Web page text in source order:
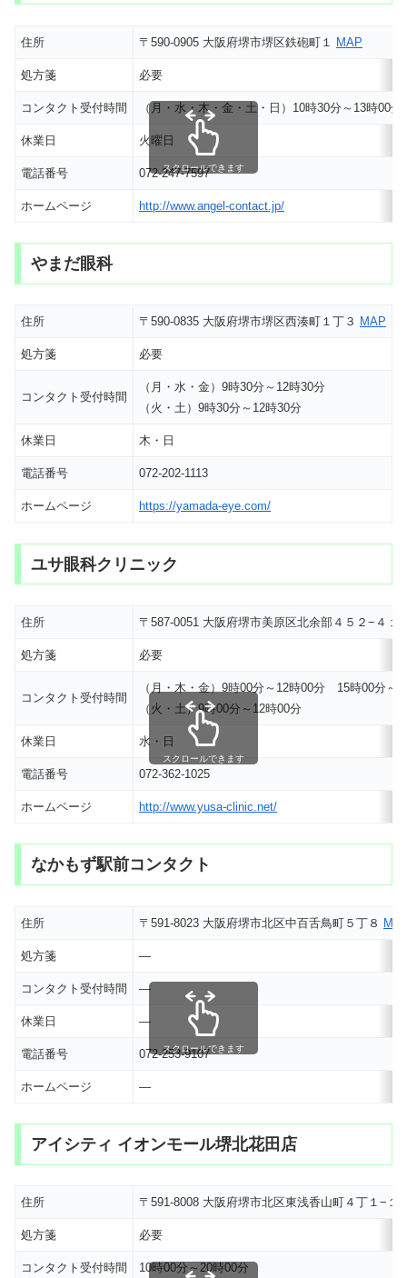
住所 〒590-0905 大阪府堺市堺区鉄砲町１ MAP
処方箋 必要
コンタクト受付時間 （月・水・木・金・土・日）10時30分～13時00
休業日 火曜日
電話番号 072-247-7597
ホームページ http://www.angel-contact.jp/
スクロールできます
やまだ眼科
住所 〒590-0835 大阪府堺市堺区西湊町１丁３ MAP
処方箋 必要
コンタクト受付時間
（月・水・金）9時30分～12時30分
（火・土）9時30分～12時30分
休業日 木・日
電話番号 072-202-1113
ホームページ https://yamada-eye.com/
ユサ眼科クリニック
住所 〒587-0051 大阪府堺市美原区北余部４５２−４
処方箋 必要
コンタクト受付時間
（月・木・金）9時00分～12時00分 15時00分～
（火・土）9時00分～12時00分
休業日 水・日
電話番号 072-362-1025
ホームページ http://www.yusa-clinic.net/
スクロールできます
なかもず駅前コンタクト
住所 〒591-8023 大阪府堺市北区中百舌鳥町５丁８
処方箋 ―
コンタクト受付時間 ―
休業日 ―
電話番号 072-253-9107
ホームページ ―
スクロールできます
アイシティ イオンモール堺北花田店
住所 〒591-8008 大阪府堺市北区東浅香山町４丁１−
処方箋 必要
コンタクト受付時間 10時00分～20時00分